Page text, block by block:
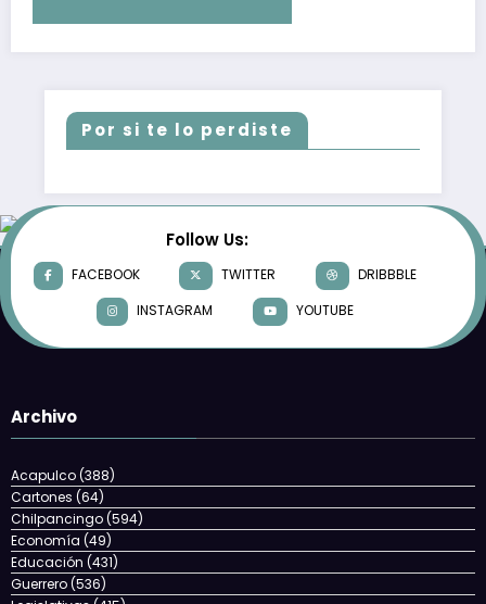
Por si te lo perdiste
Follow Us:
FACEBOOK TWITTER
DRIBBBLE
INSTAGRAM
YOUTUBE
Archivo
Acapulco(388)
Cartones (64)
Chilpancingo(594)
Economía (49)
Educación (431)
Guerrero(536)